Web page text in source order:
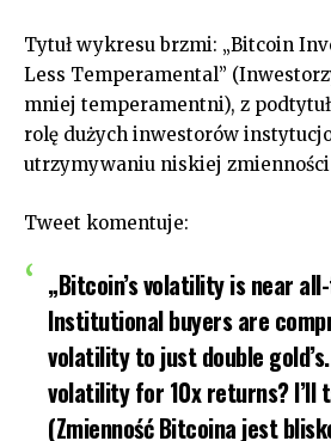
Tytuł wykresu brzmi: „Bitcoin
Less Temperamental”
mniej temperamentni), z
rolę dużych inwestorów
utrzymywaniu niskiej zmienności
Tweet komentuje:
„Bitcoin’s volatility is near
Institutional buyers are
volatility to just double
volatility for 10x returns? I’ll
(Zmienność Bitcoina jest